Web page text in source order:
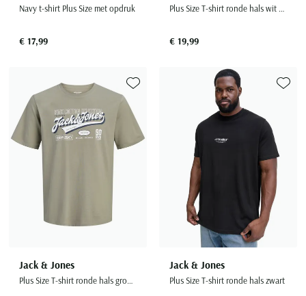
Navy t-shirt Plus Size met opdruk
€ 17,99
Plus Size T-shirt ronde hals wit opdruk
€ 19,99
Jack & Jones
Plus Size T-shirt ronde hals groen met opdruk
Toevoegen aan favorieten
Jack & Jones
Plus Size T-shirt ronde hals zwart